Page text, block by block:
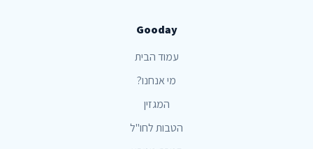
Gooday
עמוד הבית
מי אנחנו?
המגזין
הטבות לחו"ל